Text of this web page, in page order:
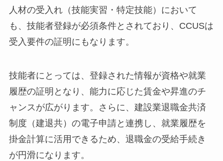
人材の受入れ（技能実習・特定技能）において
も、技能者登録が必須条件とされており、CCUSは
受入要件の証明にもなります。
技能者にとっては、登録された情報が資格や就業
履歴の証明となり、能力に応じた賃金や昇進のチ
ャンスが広がります。さらに、建設業退職金共済
制度（建退共）の電子申請と連携し、就業履歴を
掛金計算に活用できるため、退職金の受給手続き
が円滑になります。